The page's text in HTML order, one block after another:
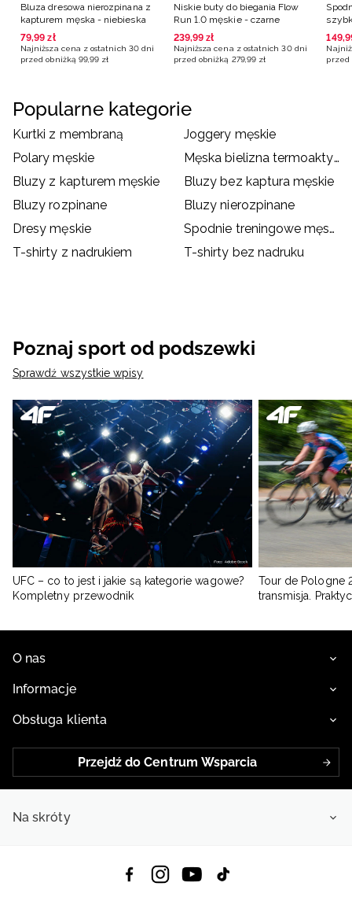
Bluza dresowa nierozpinana z
kapturem męska - niebieska
79,99 zł
Najniższa cena z ostatnich 30 dni
przed obniżką 99,99 zł
Niskie buty do biegania Flow
Run 1.0 męskie - czarne
239,99 zł
Najniższa cena z ostatnich 30 dni
przed obniżką 279,99 zł
149,
przed
Popularne kategorie
Kurtki z membraną
Joggery męskie
Polary męskie
Męska bielizna termoaktywna
Bluzy z kapturem męskie
Bluzy bez kaptura męskie
Bluzy rozpinane
Bluzy nierozpinane
Dresy męskie
Spodnie treningowe męskie
T-shirty z nadrukiem
T-shirty bez nadruku
Poznaj sport od podszewki
Sprawdź wszystkie wpisy
UFC – co to jest i jakie są kategorie wagowe?
Kompletny przewodnik
Tour de Pologne
transmisja.
O nas
Informacje
Obsługa klienta
Przejdź do Centrum Wsparcia
Na skróty